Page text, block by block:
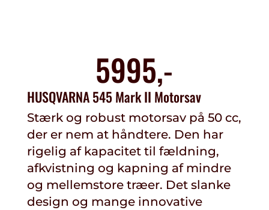
5995,-
HUSQVARNA 545 Mark II Motorsav
Stærk og robust motorsav på 50 cc,
der er nem at håndtere. Den har
rigelig af kapacitet til fældning,
afkvistning og kapning af mindre
og mellemstore træer. Det slanke
design og mange innovative